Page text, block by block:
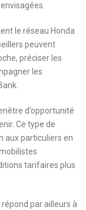
le réseau Honda
peuvent
préciser les
les
d’opportunité
Ce type de
aux particuliers en
tarifaires plus
par ailleurs à